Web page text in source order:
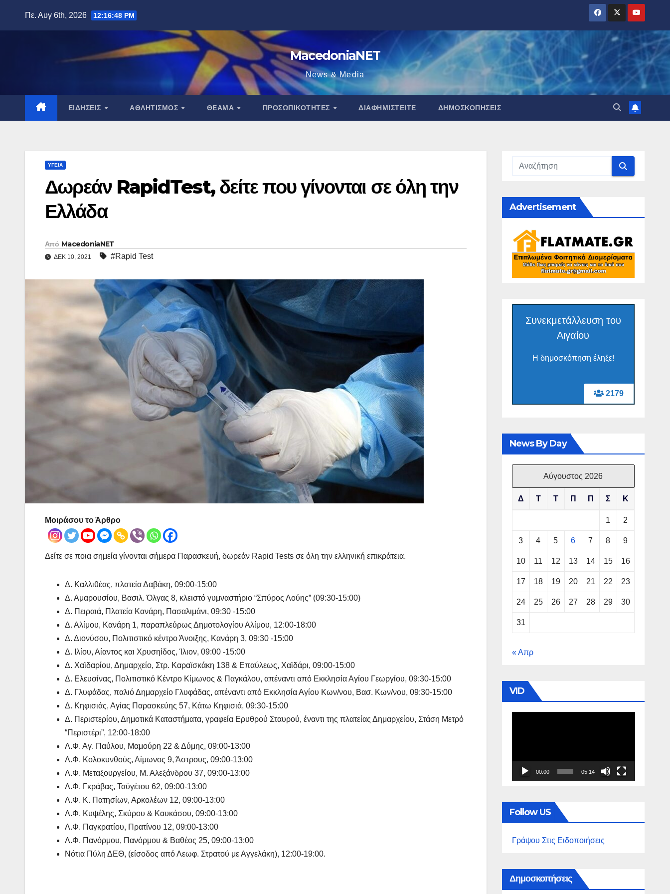
Πε. Αυγ 6th, 2026 12:16:49 PM
MacedoniaNET
News & Media
ΕΙΔΉΣΕΙΣ ΑΘΛΗΤΙΣΜΌΣ ΘΈΑΜΑ ΠΡΟΣΩΠΙΚΌΤΗΤΕΣ ΔΙΑΦΗΜΙΣΤΕΊΤΕ ΔΗΜΟΣΚΟΠΉΣΕΙΣ
ΥΓΕΊΑ
Δωρεάν RapidTest, δείτε που γίνονται σε όλη την
Ελλάδα
Από MacedoniaNET
ΔΕΚ 10, 2021 #Rapid Test
Μοιράσου το Άρθρο
Δείτε σε ποια σημεία γίνονται σήμερα Παρασκευή, δωρεάν Rapid Tests σε όλη την ελληνική επικράτεια.
Δ. Καλλιθέας, πλατεία Δαβάκη, 09:00-15:00
Δ. Αμαρουσίου, Βασιλ. Όλγας 8, κλειστό γυμναστήριο “Σπύρος Λούης” (09:30-15:00)
Δ. Πειραιά, Πλατεία Κανάρη, Πασαλιμάνι, 09:30 -15:00
Δ. Αλίμου, Κανάρη 1, παραπλεύρως Δημοτολογίου Αλίμου, 12:00-18:00
Δ. Διονύσου, Πολιτιστικό κέντρο Άνοιξης, Κανάρη 3, 09:30 -15:00
Δ. Ιλίου, Αίαντος και Χρυσηίδος, Ίλιον, 09:00 -15:00
Δ. Χαϊδαρίου, Δημαρχείο, Στρ. Καραϊσκάκη 138 & Επαύλεως, Χαϊδάρι, 09:00-15:00
Δ. Ελευσίνας, Πολιτιστικό Κέντρο Κίμωνος & Παγκάλου, απέναντι από Εκκλησία Αγίου Γεωργίου, 09:30-15:00
Δ. Γλυφάδας, παλιό Δημαρχείο Γλυφάδας, απέναντι από Εκκλησία Αγίου Κων/νου, Βασ. Κων/νου, 09:30-15:00
Δ. Κηφισιάς, Αγίας Παρασκεύης 57, Κάτω Κηφισιά, 09:30-15:00
Δ. Περιστερίου, Δημοτικά Καταστήματα, γραφεία Ερυθρού Σταυρού, έναντι της πλατείας Δημαρχείου, Στάση Μετρό
“Περιστέρι”, 12:00-18:00
Λ.Φ. Αγ. Παύλου, Μαμούρη 22 & Δύμης, 09:00-13:00
Λ.Φ. Κολοκυνθούς, Αίμωνος 9, Άστρους, 09:00-13:00
Λ.Φ. Μεταξουργείου, Μ. Αλεξάνδρου 37, 09:00-13:00
Λ.Φ. Γκράβας, Ταϋγέτου 62, 09:00-13:00
Λ.Φ. Κ. Πατησίων, Αρκολέων 12, 09:00-13:00
Λ.Φ. Κυψέλης, Σκύρου & Καυκάσου, 09:00-13:00
Λ.Φ. Παγκρατίου, Πρατίνου 12, 09:00-13:00
Λ.Φ. Πανόρμου, Πανόρμου & Βαθέος 25, 09:00-13:00
Νότια Πύλη ΔΕΘ, (είσοδος από Λεωφ. Στρατού με Αγγελάκη), 12:00-19:00.
Advertisement
2179
Συνεκμετάλλευση του
Αιγαίου
Η δημοσκόπηση έληξε!
News By Day
Αύγουστος 2026
Δ Τ Τ Π Π Σ Κ
1 2
3 4 5 6 7 8 9
10 11 12 13 14 15 16
17 18 19 20 21 22 23
24 25 26 27 28 29 30
31
« Απρ
VID
00:00 05:14
Follow US
Γράψου Στις Ειδοποιήσεις
Δημοσκοπήσεις